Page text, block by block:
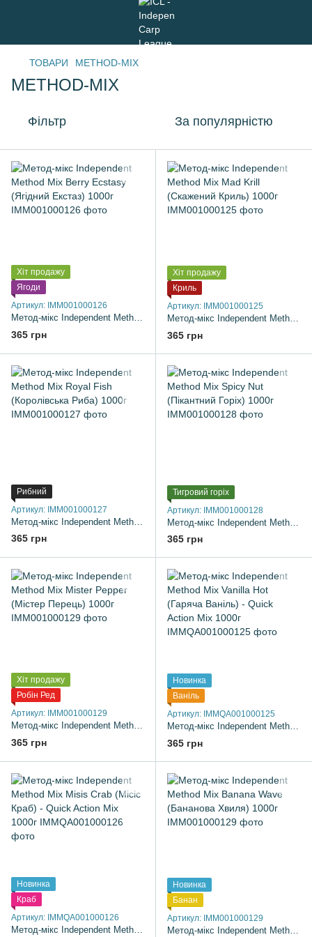
ТОВАРИ METHOD-MIX
METHOD-MIX
Фільтр За популярністю
Хіт продажу
Ягоди
Артикул: IMM001000126
Метод-мікс Independent Method Mix Berry Ecstasy (Ягідний Екстаз) 1000г
365 грн
Хіт продажу
Криль
Артикул: IMM001000125
Метод-мікс Independent Method Mix Mad Krill (Скажений Криль) 1000г
365 грн
Рибний
Артикул: IMM001000127
365 грн
Тигровий горіх
Артикул: IMM001000128
365 грн
Хіт продажу
Робін Ред
Артикул: IMM001000129
Метод-мікс Independent Method Mix Mister Pepper (Містер Перець) 1000г
365 грн
Новинка
Ваніль
Артикул: IMMQA001000125
Метод-мікс Independent Method Mix Vanilla Hot (Гаряча Ваніль) - Quick Action Mix 1000г
365 грн
Новинка
Краб
Артикул: IMMQA001000126
Новинка
Банан
Артикул: IMM001000129